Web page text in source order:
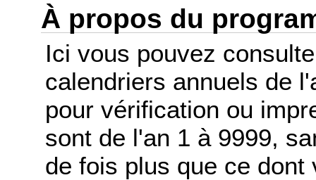
À propos du
Ici vous pouvez
calendriers annuels de
pour vérification ou
sont de l'an 1 à 9999,
de fois plus que ce dont